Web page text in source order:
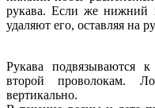
рукава. Если же нижний
удаляют его, оставляя на
Рукава подвязываются
второй проволокам.
вертикально.